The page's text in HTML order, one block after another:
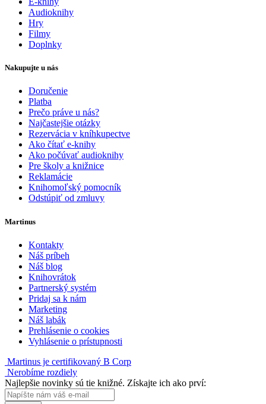
Audioknihy
Hry
Filmy
Doplnky
Nakupujte u nás
Doručenie
Platba
Prečo práve u nás?
Najčastejšie otázky
Rezervácia v kníhkupectve
Ako čítať e-knihy
Ako počúvať audioknihy
Pre školy a knižnice
Reklamácie
Knihomoľský pomocník
Odstúpiť od zmluvy
Martinus
Kontakty
Náš príbeh
Náš blog
Knihovrátok
Partnerský systém
Pridaj sa k nám
Marketing
Náš labák
Prehlásenie o cookies
Vyhlásenie o prístupnosti
Martinus je certifikovaný B Corp
Nerobíme rozdiely
Najlepšie novinky sú tie knižné. Získajte ich ako prví: